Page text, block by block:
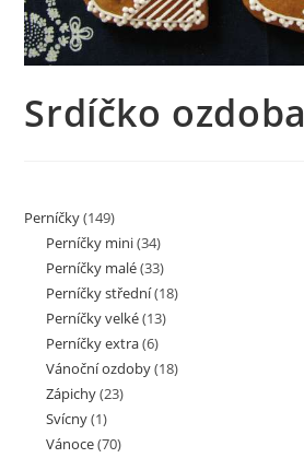
Srdíčko ozdoba
Perníčky(149)
Perníčky mini(34)
Perníčky malé(33)
Perníčky střední(18)
Perníčky velké(13)
Perníčky extra(6)
Vánoční ozdoby(18)
Zápichy(23)
Svícny(1)
Vánoce(70)